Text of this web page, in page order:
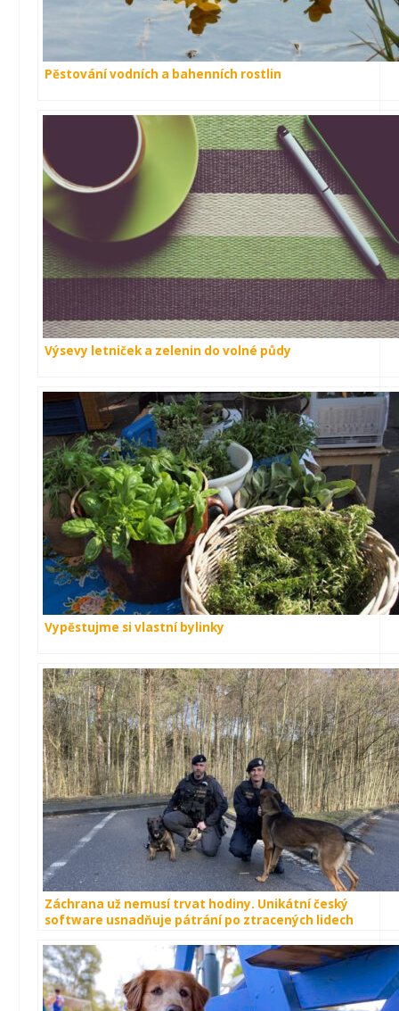
Pěstování vodních a bahenních rostlin
Výsevy letniček a zelenin do volné půdy
Vypěstujme si vlastní bylinky
Záchrana už nemusí trvat hodiny. Unikátní český
software usnadňuje pátrání po ztracených lidech